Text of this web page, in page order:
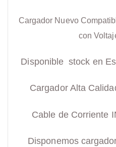
Cargador Nuevo
con
Disponible stock en
Cargador Alta
Cable de Corriente
Disponemos